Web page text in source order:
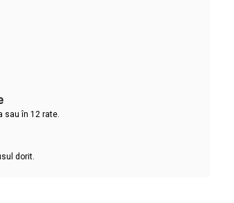
sau în 12 rate.
dorit.